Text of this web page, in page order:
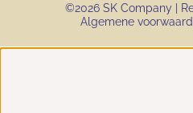
©2026 SK Company |
Algemene